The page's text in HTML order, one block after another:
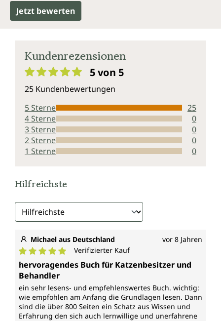
Jetzt bewerten
Kundenrezensionen
5 von 5
25 Kundenbewertungen
5 Sterne
25
4 Sterne
0
3 Sterne
0
2 Sterne
0
1 Sterne
0
Hilfreichste
Michael aus Deutschland vor 8 Jahren
Durchschnittliche Bewertung von 5 von 5 Sternen
Verifizierter Kauf
hervoragendes Buch für Katzenbesitzer und
Behandler
ein sehr lesens- und empfehlenswertes Buch. wichtig:
wie empfohlen am Anfang die Grundlagen lesen. Dann
sind die über 800 Seiten ein Schatz aus Wissen und
Erfahrung den sich auch lernwillige und unerfahrene